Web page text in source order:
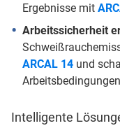
Ergebnisse mit
Arbeitssicherheit
ARCAL 14 und
Intelligente